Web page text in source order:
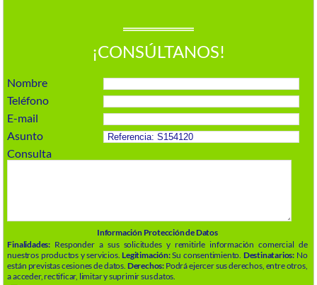
¡CONSÚLTANOS!
Nombre
Teléfono
E-mail
Asunto
Consulta
Información Protección de Datos
Finalidades: Responder a sus solicitudes y remitirle información comercial de
nuestros productos y servicios.Legitimación:Su consentimiento. Destinatarios:No
están previstas cesiones de datos. Derechos: Podrá ejercer sus derechos, entre otros,
a acceder, rectificar, limitar y suprimir sus datos.